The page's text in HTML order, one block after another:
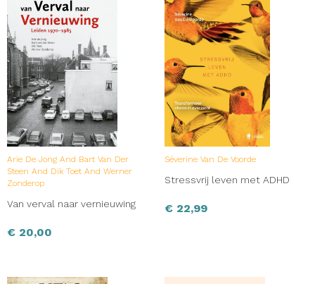
Arie De Jong And Bart Van Der
Steen And Dik Toet And Werner
Zonderop
Van verval naar vernieuwing
€ 20,00
Séverine Van De Voorde
Stressvrij leven met ADHD
€ 22,99